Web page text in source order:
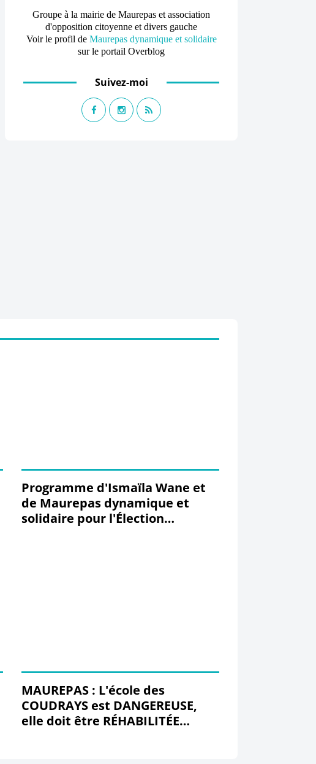
Groupe à la mairie de Maurepas et association
d'opposition citoyenne et divers gauche
Voir le profil de Maurepas dynamique et solidaire
sur le portail Overblog
Suivez-moi
Programme d'Ismaïla Wane et
de Maurepas dynamique et
solidaire pour l'Élection
MAUREPAS : L'école des
COUDRAYS est DANGEREUSE,
elle doit être RÉHABILITÉE